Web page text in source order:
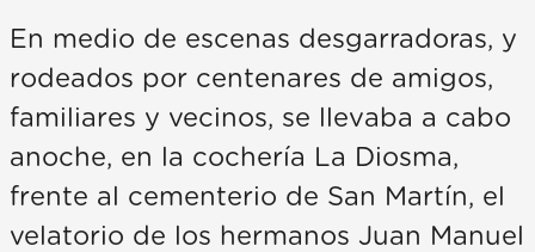
En medio de escenas desgarradoras, y
rodeados por centenares de amigos,
familiares y vecinos, se llevaba a cabo
anoche, en la cochería La Diosma,
frente al cementerio de San Martín, el
velatorio de los hermanos Juan Manuel